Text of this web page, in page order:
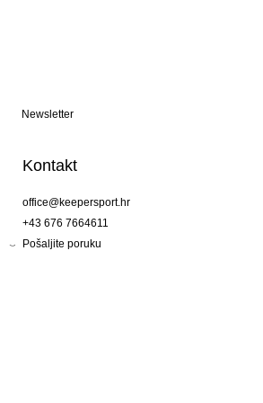
Newsletter
Kontakt
office@keepersport.hr
+43 676 7664611
Pošaljite poruku